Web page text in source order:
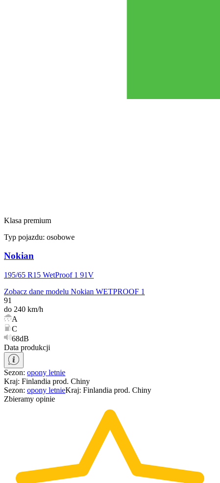
Klasa premium
Typ pojazdu: osobowe
Nokian
195/65 R15 WetProof 1 91V
Zobacz dane modelu Nokian WETPROOF 1
91
do 240 km/h
A
C
68dB
Data produkcji
Sezon: opony letnie
Kraj: Finlandia prod. Chiny
Sezon: opony letnieKraj: Finlandia prod. Chiny
Zbieramy opinie